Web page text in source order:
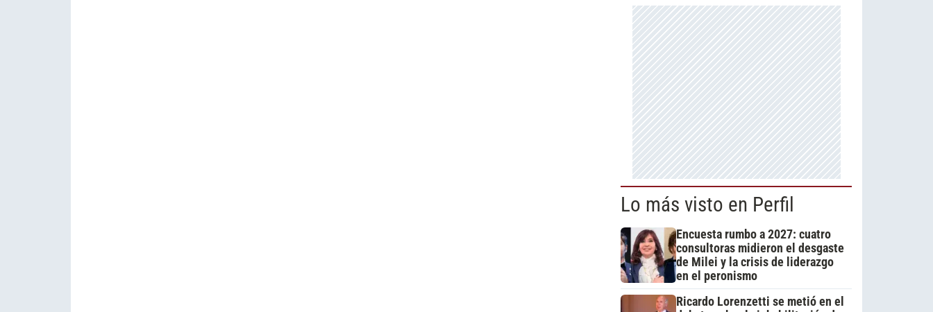
Lo más visto en Perfil
Encuesta rumbo a 2027: cuatro
consultoras midieron el desgaste
de Milei y la crisis de liderazgo
en el peronismo
Ricardo Lorenzetti se metió en el